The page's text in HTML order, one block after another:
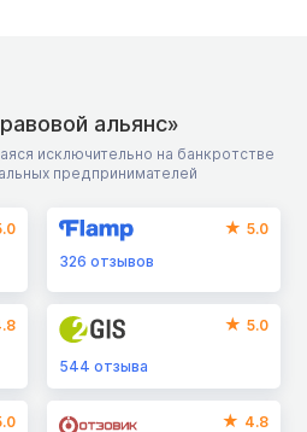
альянс»
исключительно на банкротстве
предпринимателей
5.0
326отзывов
5.0
544отзыва
4.8